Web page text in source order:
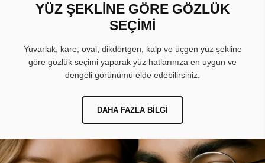
YÜZ ŞEKLİNE GÖRE GÖZLÜK
SEÇİMİ
Yuvarlak, kare, oval, dikdörtgen, kalp ve üçgen yüz şekline
göre gözlük seçimi yaparak yüz hatlarınıza en uygun ve
dengeli görünümü elde edebilirsiniz.
DAHA FAZLA BILGI